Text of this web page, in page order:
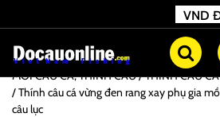
VND
MỒI CÂU CÁ, THÍNH CÂU
THÍNH CÂU CÁ
Thính câu cá vừng đen rang xay phụ gia
câu lục